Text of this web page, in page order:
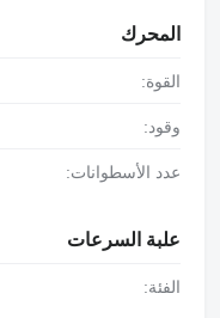
المحرك
القوة:
وقود:
عدد الأسطوانات:
علبة السرعات
الفئة: